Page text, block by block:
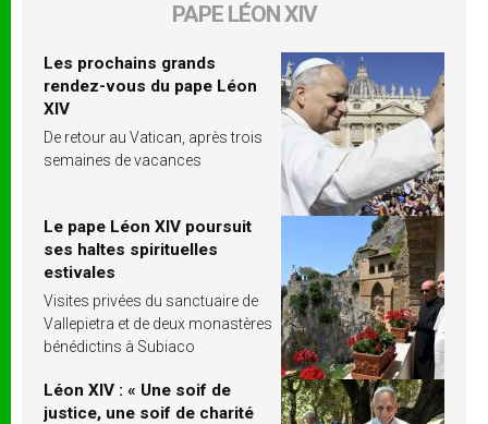
PAPE LÉON XIV
Les prochains grands
rendez-vous du pape Léon
XIV
De retour au Vatican, après trois
semaines de vacances
Le pape Léon XIV poursuit
ses haltes spirituelles
estivales
Visites privées du sanctuaire de
Vallepietra et de deux monastères
bénédictins à Subiaco
Léon XIV : « Une soif de
justice, une soif de charité